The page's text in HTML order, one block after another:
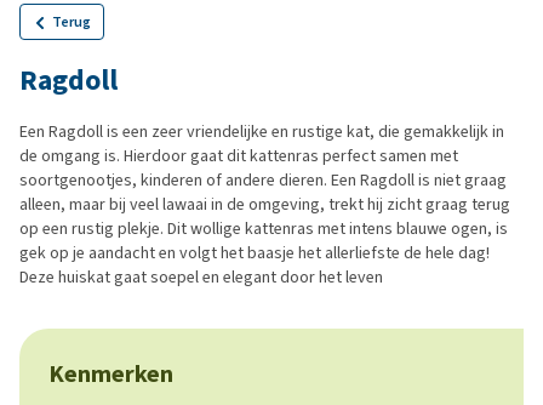
Terug
Ragdoll
Een Ragdoll is een zeer vriendelijke en rustige kat, die gemakkelijk in
de omgang is. Hierdoor gaat dit kattenras perfect samen met
soortgenootjes, kinderen of andere dieren. Een Ragdoll is niet graag
alleen, maar bij veel lawaai in de omgeving, trekt hij zicht graag terug
op een rustig plekje. Dit wollige kattenras met intens blauwe ogen, is
gek op je aandacht en volgt het baasje het allerliefste de hele dag!
Deze huiskat gaat soepel en elegant door het leven
Kenmerken